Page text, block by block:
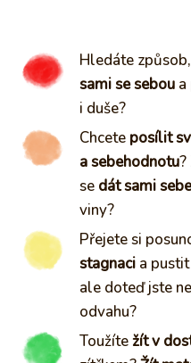
Hledáte
sami se sebou
i duše?
Chcete posílit
a sebehodnotu
se dát sami
viny?
Přejete si
stagnaci a
ale doteď jste
odvahu?
Toužítežít v